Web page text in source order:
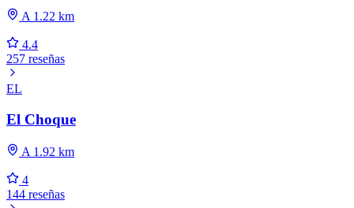
A 1.22 km
4.4
257 reseñas
EL
El Choque
A 1.92 km
4
144 reseñas